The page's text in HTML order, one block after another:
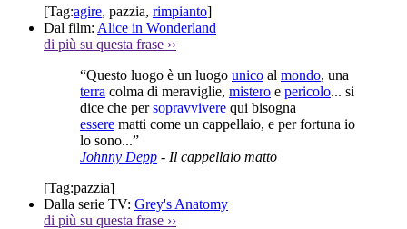
[Tag:agire, pazzia, rimpianto]
Dal film: Alice in Wonderland
di più su questa frase ››
“Questo luogo è un luogo unico al mondo, una
terra colma di meraviglie, mistero e pericolo... si
dice che persopravvivere qui bisogna
essere matti come un cappellaio, e per fortuna io
lo sono...”
Johnny Depp - Il cappellaio matto
[Tag:pazzia]
Dalla serie TV: Grey's Anatomy
di più su questa frase ››